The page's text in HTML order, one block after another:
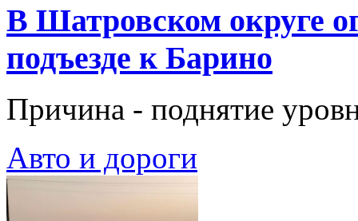
В Шатровском округе
подъезде к Барино
Причина - поднятие
Авто и дороги